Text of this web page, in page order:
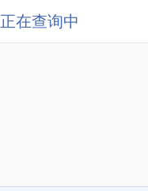
正在查询中